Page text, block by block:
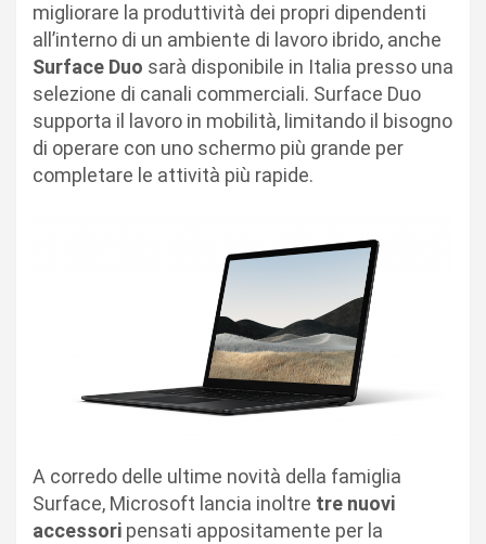
migliorare la produttività dei propri dipendenti
all’interno di un ambiente di lavoro ibrido, anche
Surface Duo sarà disponibile in Italia presso una
selezione di canali commerciali. Surface Duo
supporta il lavoro in mobilità, limitando il bisogno
di operare con uno schermo più grande per
completare le attività più rapide.
A corredo delle ultime novità della famiglia
Surface, Microsoft lancia inoltre tre nuovi
accessori pensati appositamente per la